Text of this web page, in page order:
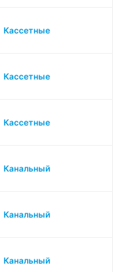
Кассетные
Кассетные
Кассетные
Канальный
Канальный
Канальный